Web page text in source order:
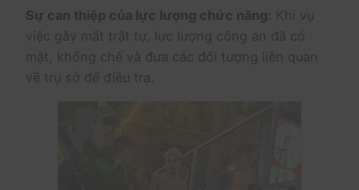
Sự can thiệp của lực lượng chức năng: Khi vụ
việc gây mất trật tự, lực lượng công an đã có
mặt, khống chế và đưa các đối tượng liên quan
về trụ sở để điều tra.